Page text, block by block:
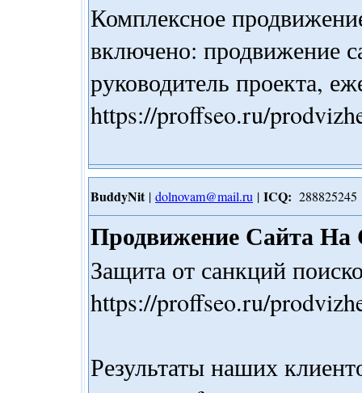
Комплексное
включено: продвижение
руководитель проекта,
https://proffseo.ru/
BuddyNit| dolnovam@mail.ru | ICQ: 288825245
Продвижение Сайта На
Защита от санкций
https://proffseo.ru/
Результаты наших